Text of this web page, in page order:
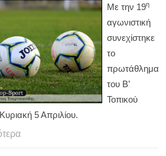
Με την 19η
αγωνιστική
συνεχίστηκε
το
πρωτάθλημα
του Β’
Τοπικού
5 Απριλίου.